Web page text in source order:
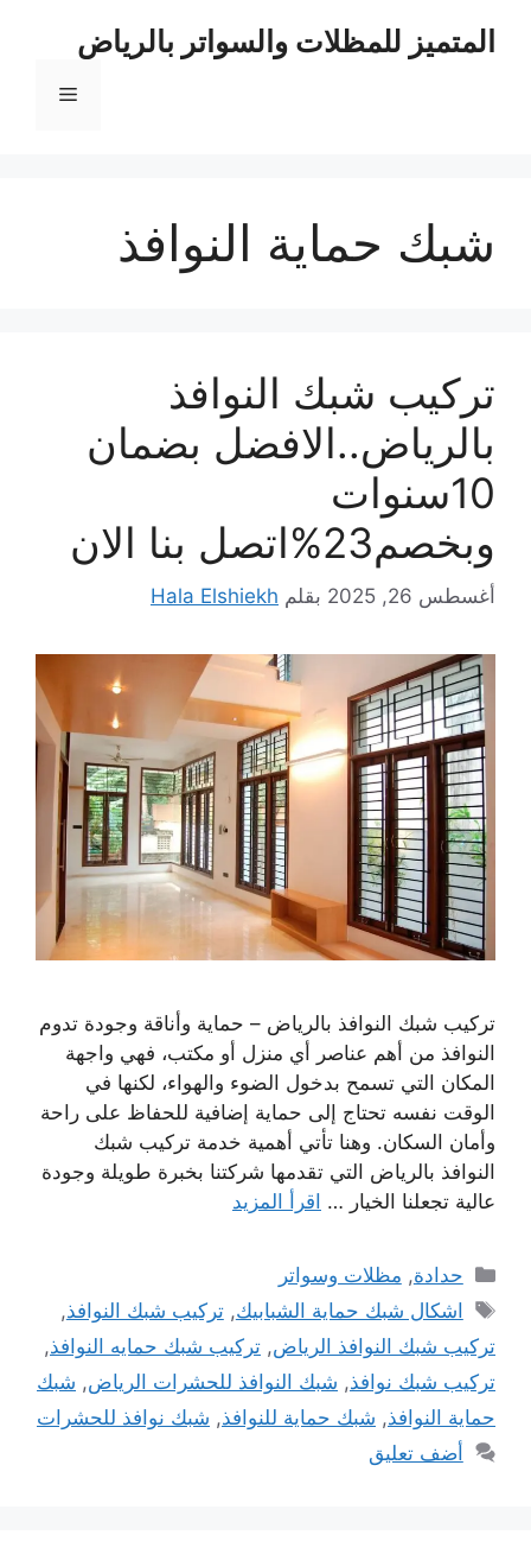
المتميز للمظلات والسواتر بالرياض
القائمة
شبك حماية النوافذ
تركيب شبك النوافذ
بالرياض..الافضل بضمان
10سنوات
وبخصم23%اتصل بنا الان
أغسطس 26, 2025 بقلم Hala Elshiekh
تركيب شبك النوافذ بالرياض – حماية وأناقة وجودة تدوم
النوافذ من أهم عناصر أي منزل أو مكتب، فهي واجهة
المكان التي تسمح بدخول الضوء والهواء، لكنها في
الوقت نفسه تحتاج إلى حماية إضافية للحفاظ على راحة
وأمان السكان. وهنا تأتي أهمية خدمة تركيب شبك
النوافذ بالرياض التي تقدمها شركتنا بخبرة طويلة وجودة
عالية تجعلنا الخيار … اقرأ المزيد
التصنيفات
حدادة, مظلات وسواتر
الوسوم
اشكال شبك حماية الشبابيك,تركيب شبك النوافذ,
تركيب شبك النوافذ الرياض, تركيب شبك حمايه النوافذ,
تركيب شبك نوافذ, شبك النوافذ للحشرات الرياض, شبك
حماية النوافذ, شبك حماية للنوافذ, شبك نوافذ للحشرات
أضف تعليق